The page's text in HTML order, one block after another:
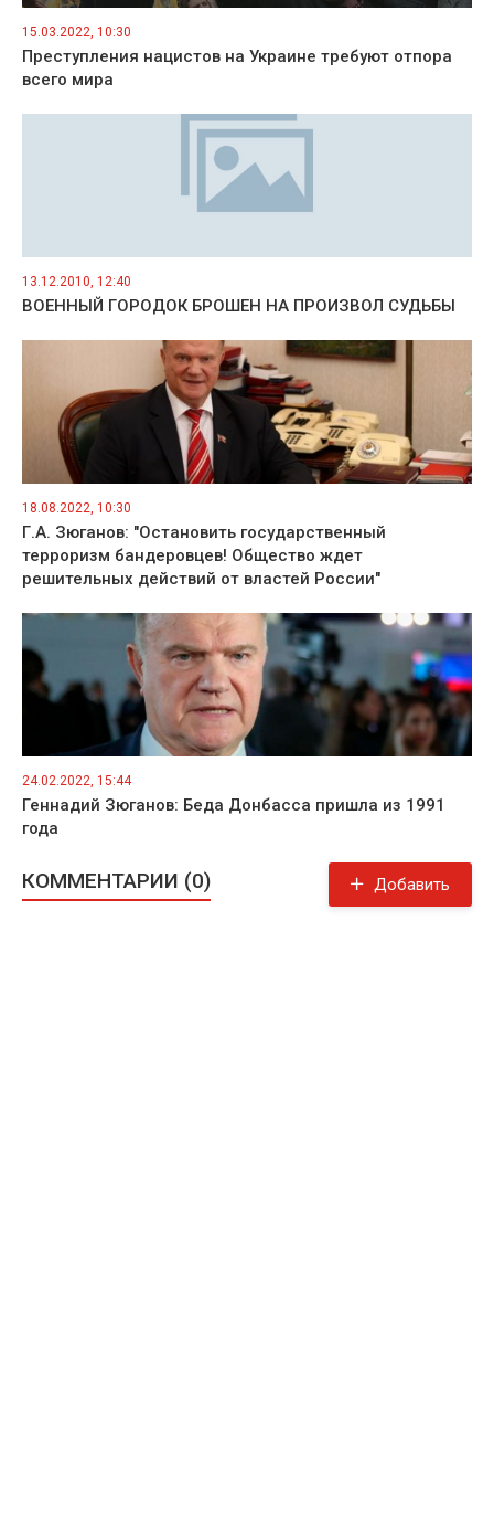
15.03.2022, 10:30
Преступления нацистов на Украине требуют отпора
всего мира
13.12.2010, 12:40
ВОЕННЫЙ ГОРОДОК БРОШЕН НА ПРОИЗВОЛ СУДЬБЫ
18.08.2022, 10:30
Г.А. Зюганов: "Остановить государственный
терроризм бандеровцев! Общество ждет
решительных действий от властей России"
24.02.2022, 15:44
Геннадий Зюганов: Беда Донбасса пришла из 1991
года
КОММЕНТАРИИ (0) Добавить